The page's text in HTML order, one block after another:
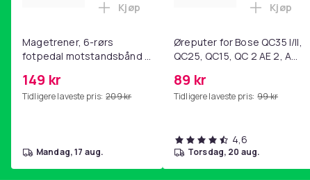
Magetrener, 6-rørs
fotpedal motstandsbånd -
yoga og
hjemmegymnastikk Purple
149 kr
Tidligere laveste pris: 209 kr
Legg Magetrener, 6-rørs fotpedal
Kjøp
mandag, 17 aug.
Øreputer for Bose QC35 I/II,
QC25, QC15, QC 2 AE 2, AE
SoundLink Black
89 kr
Tidligere laveste pris: 99 kr
Legg
Kjøp
4,6
torsdag, 20 aug.